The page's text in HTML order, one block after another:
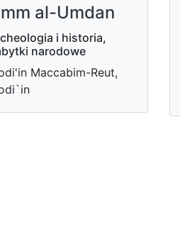
al-Umdan
i historia,
narodowe
Maccabim-Reut,